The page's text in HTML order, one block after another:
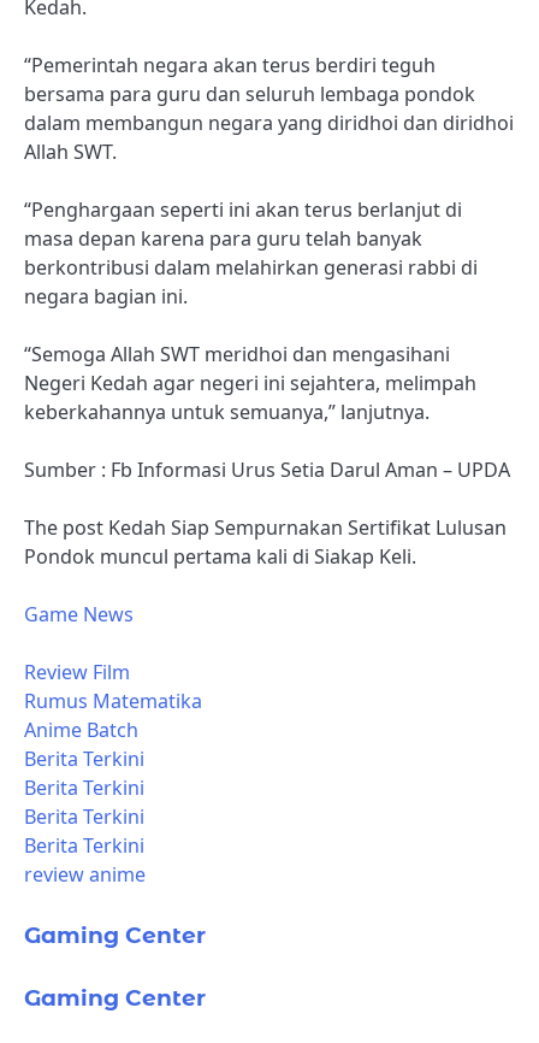
Kedah.
“Pemerintah negara akan terus berdiri teguh
bersama para guru dan seluruh lembaga pondok
dalam membangun negara yang diridhoi dan diridhoi
Allah SWT.
“Penghargaan seperti ini akan terus berlanjut di
masa depan karena para guru telah banyak
berkontribusi dalam melahirkan generasi rabbi di
negara bagian ini.
“Semoga Allah SWT meridhoi dan mengasihani
Negeri Kedah agar negeri ini sejahtera, melimpah
keberkahannya untuk semuanya,” lanjutnya.
Sumber : Fb Informasi Urus Setia Darul Aman – UPDA
The post Kedah Siap Sempurnakan Sertifikat Lulusan
Pondok muncul pertama kali di Siakap Keli.
Game News
Review Film
Rumus Matematika
Anime Batch
Berita Terkini
Berita Terkini
Berita Terkini
Berita Terkini
review anime
Gaming Center
Gaming Center